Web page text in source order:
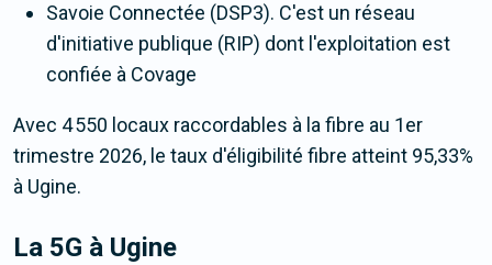
Savoie Connectée (DSP3). C'est un réseau
d'initiative publique (RIP) dont l'exploitation est
confiée à Covage
Avec 4 550 locaux raccordables à la fibre au 1er
trimestre 2026, le taux d'éligibilité fibre atteint 95,33%
à Ugine.
La 5G à Ugine